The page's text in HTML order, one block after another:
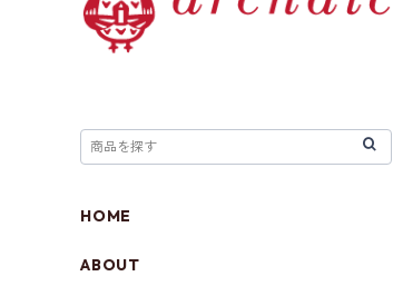
HOME
ABOUT